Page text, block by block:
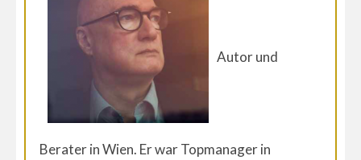
Autor und
Berater in Wien. Er war Topmanager in